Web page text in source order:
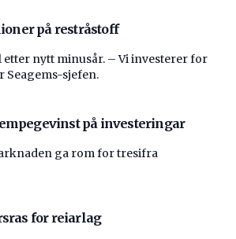
på restråstoff
etter nytt minusår. – Vi investerer for
Seagems-sjefen.
på investeringar
ga rom for tresifra
for reiarlag